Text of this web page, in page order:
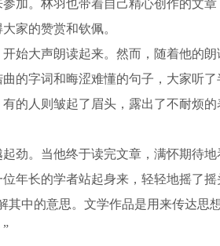
加。林羽也带着自己精心创作的文章
家的赞赏和钦佩。
大声朗读起来。然而，随着他的朗
的字词和晦涩难懂的句子，大家听了
有的人则皱起了眉头，露出了不耐烦的
劲。当他终于读完文章，满怀期待地
年长的学者站起身来，轻轻地摇了摇
其中的意思。文学作品是用来传达思